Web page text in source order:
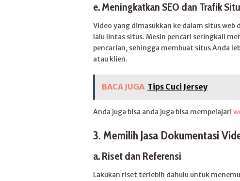
e.Meningkatkan SEO dan Trafik
Video yang dimasukkan ke dalam situs
lalu lintas situs. Mesin pencari seringkali
pencarian, sehingga membuat situs Anda
atau klien.
BACA JUGA Tips Cuci Jersey
Anda juga bisa anda juga bisa mempelajari
3. Memilih Jasa Dokumentasi
a.Riset dan Referensi
Lakukan riset terlebih dahulu untuk